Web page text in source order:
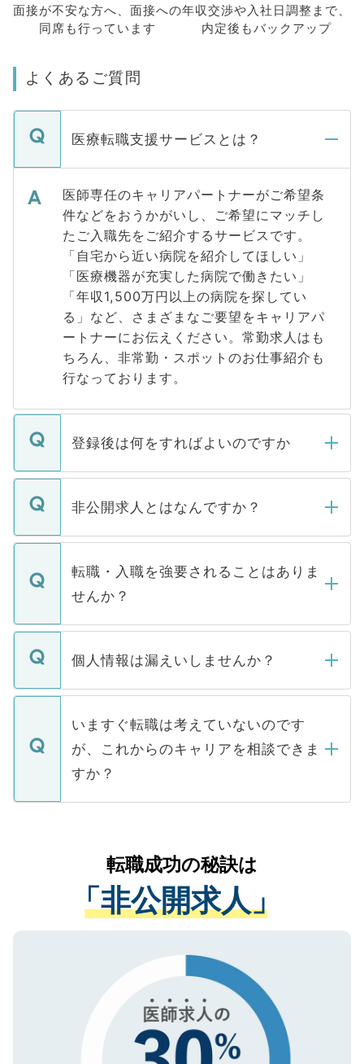
面接が不安な方へ、 面接への
同席も行っています
年収交渉や入社日調整まで、
内定後もバックアップ
よくあるご質問
医療転職支援サービスとは？
医師専任のキャリアパートナーがご希望条
件などをおうかがいし、ご希望にマッチし
たご入職先をご紹介するサービスです。
「自宅から近い病院を紹介してほしい」
「医療機器が充実した病院で働きたい」
「年収1,500万円以上の病院を探してい
る」など、さまざまなご要望をキャリアパ
ートナーにお伝えください。常勤求人はも
ちろん、非常勤・スポットのお仕事紹介も
行なっております。
登録後は何をすればよいのですか
ご登録いただきましたら、弊社担当者がご
登録内容を確認し、その後メールもしくは
ます。通常、5営業日以内にはご連絡をせて
いただきますので、しばらくお待ちくださ
非公開求人とはなんですか？
マイナビDOCTORで取り扱っている求人の
うち約3割は、Webサイトからご覧いただ
けない「非公開求人」です。非公開求人は
下記の理由によって、一般には公開してい
ません。
■応募殺到を避けるため 人気のある医療機
関を公にしてしまうと、応募が殺到する場
に、医療機関が求める条件に合った人材の
みを人材紹介会社に依頼するケースが増え
ています。
転職・入職を強要されることはありま
せんか？
転職・入職を強要することは一切ありませ
ん。また、仮に応募先から内定をいただい
定を承諾する必要はありません。内定先へ
の辞退の連絡はキャリアパートナーが行い
個人情報は漏えいしませんか？
個人情報が漏えいすることはありませんの
で、ご安心ください。当サイトからの登録
などで収集したご登録者様の個人情報は、
ご本人のキャリアアップおよび転職活動の
支援を目的に使用いたします。お預かりし
ているすべての個人データはご本人の許可
は、個人情報の取り扱いについての厳密な
管理基準を満たした事業者のみに付与され
る、プライバシーマークを取得済みです。
で、機密保持に関してもご安心ください。
いますぐ転職は考えていないのです
が、これからのキャリアを相談できま
すか？
かがいして、現在の医療機関の状況や紹介
経験をまじえながら、適切なアドバイスを
させていただきます。すぐにご転職をされ
ない方には、長期的なサポートが可能です
ので、まずはご登録ください。
転職成功の秘訣は
「非公開求人」